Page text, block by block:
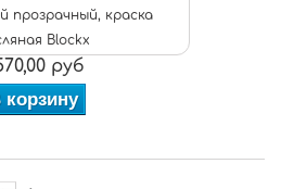
прозрачный, краска
Blockx
руб
корзину